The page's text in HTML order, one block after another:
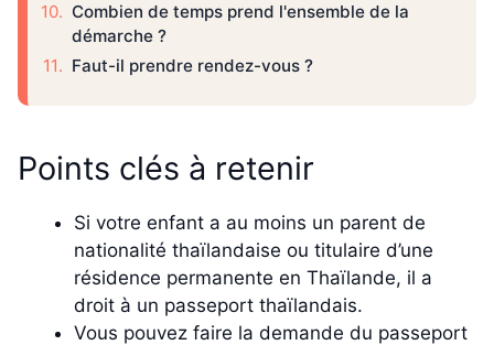
Combien de temps prend l'ensemble de la
démarche ?
Faut-il prendre rendez-vous ?
Points clés à retenir
Si votre enfant a au moins un parent de
nationalité thaïlandaise ou titulaire d’une
résidence permanente en Thaïlande, il a
droit à un passeport thaïlandais.
Vous pouvez faire la demande du passeport